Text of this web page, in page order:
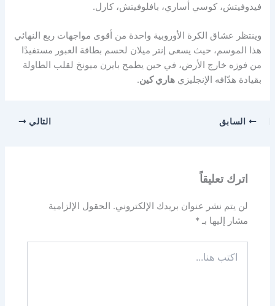
فيدوفيتش، كوسي أساري، بافلوفيتش، كارل.
وينتظر عشاق الكرة الأوروبية واحدة من أقوى مواجهات ربع النهائي
هذا الموسم، حيث يسعى إنتر ميلان لحسم بطاقة العبور مستفيدًا
من فوزه خارج الأرض، في حين يطمح بايرن ميونخ لقلب الطاولة
بقيادة هدّافه الإنجليزيهاري كين.
السابق التالي
اترك تعليقاً
لن يتم نشر عنوان بريدك الإلكتروني. الحقول الإلزامية
مشار إليها بـ*
هنا...